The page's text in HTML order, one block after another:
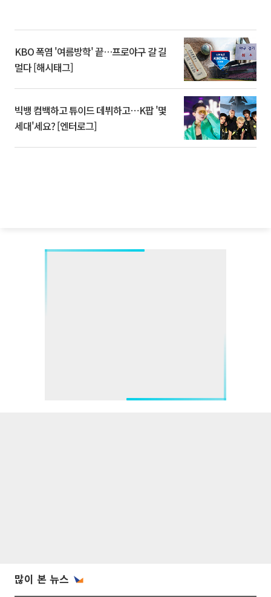
KBO 폭염 '여름방학' 끝…프로야구 갈 길
멀다 [해시태그]
빅뱅 컴백하고 튜이드 데뷔하고⋯K팝 '몇
세대'세요? [엔터로그]
많이 본 뉴스